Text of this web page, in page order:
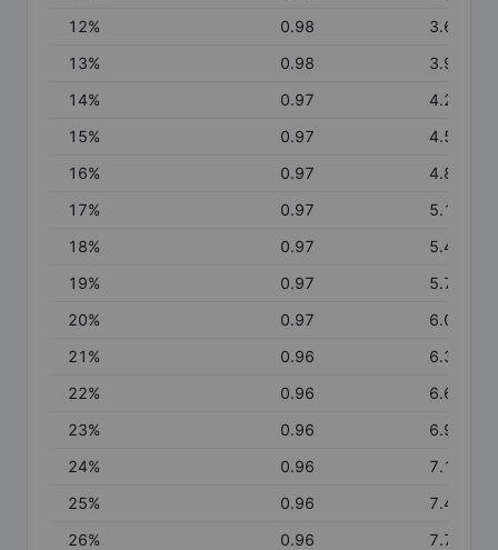
12% 0.98
3.66
13% 0.98
3.96
14% 0.97
4.26
15% 0.97
4.55
16% 0.97
4.85
17% 0.97
5.15
18% 0.97
5.45
19% 0.97
5.74
20% 0.97
6.03
21 % 0.96
6.32
22% 0.96
6.62
23% 0.96
6.91
24% 0.96
7.19
25% 0.96
7.48
26% 0.96
7.77